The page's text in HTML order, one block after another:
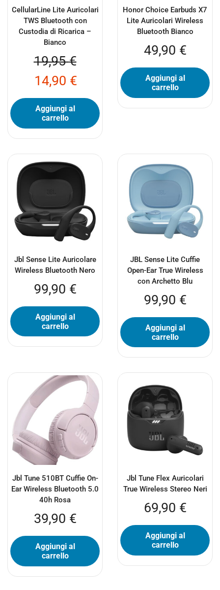
CellularLine Lite Auricolari
TWS Bluetooth con
Custodia di Ricarica –
Bianco
19,95€
14,90 €
Aggiungi al
carrello
Honor Choice Earbuds X7
Lite Auricolari Wireless
Bluetooth Bianco
49,90 €
Aggiungi al
carrello
Jbl Sense Lite Auricolare
Wireless Bluetooth Nero
99,90 €
Aggiungi al
carrello
JBL Sense Lite Cuffie
Open-Ear True Wireless
con Archetto Blu
99,90 €
Aggiungi al
carrello
Jbl Tune 510BT Cuffie On-
Ear Wireless Bluetooth 5.0
40h Rosa
39,90 €
Aggiungi al
carrello
Jbl Tune Flex Auricolari
True Wireless Stereo Neri
69,90 €
Aggiungi al
carrello